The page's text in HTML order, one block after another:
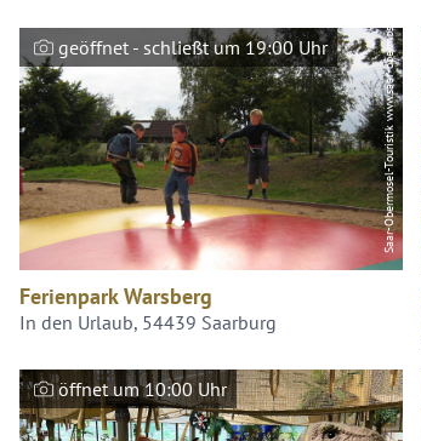
Saar-Obermosel-Touristik www.saar-obermosel.de
geöffnet - schließt um 19:00 Uhr
Ferienpark Warsberg
In den Urlaub, 54439 Saarburg
öffnet um 10:00 Uhr